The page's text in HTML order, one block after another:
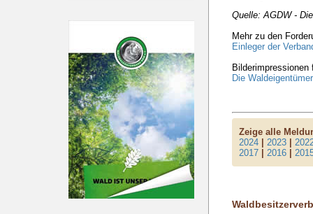
Quelle: AGDW -
Mehr zu den
Einleger der
Die Waldeigentümer
Zeige alle
2024 |2023 |
2017 |2016 |